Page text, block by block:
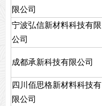
限公司
宁波弘信新材料科技有限
公司
成都承新科技有限公司
四川佰思格新材料科技有
限公司